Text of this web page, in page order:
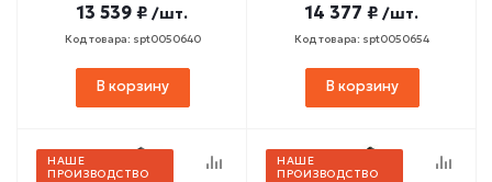
13 539 ₽ /шт.
Код товара: spt0050640
В корзину
14 377 ₽ /шт.
Код товара: spt0050654
В корзину
НАШЕ
ПРОИЗВОДСТВО
НАШЕ
ПРОИЗВОДСТВО